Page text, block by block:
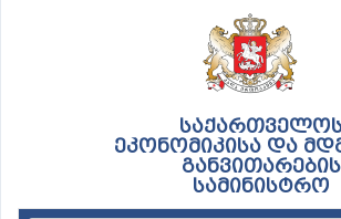
ეკონომიკისა და
განვითარების
სამინისტრო